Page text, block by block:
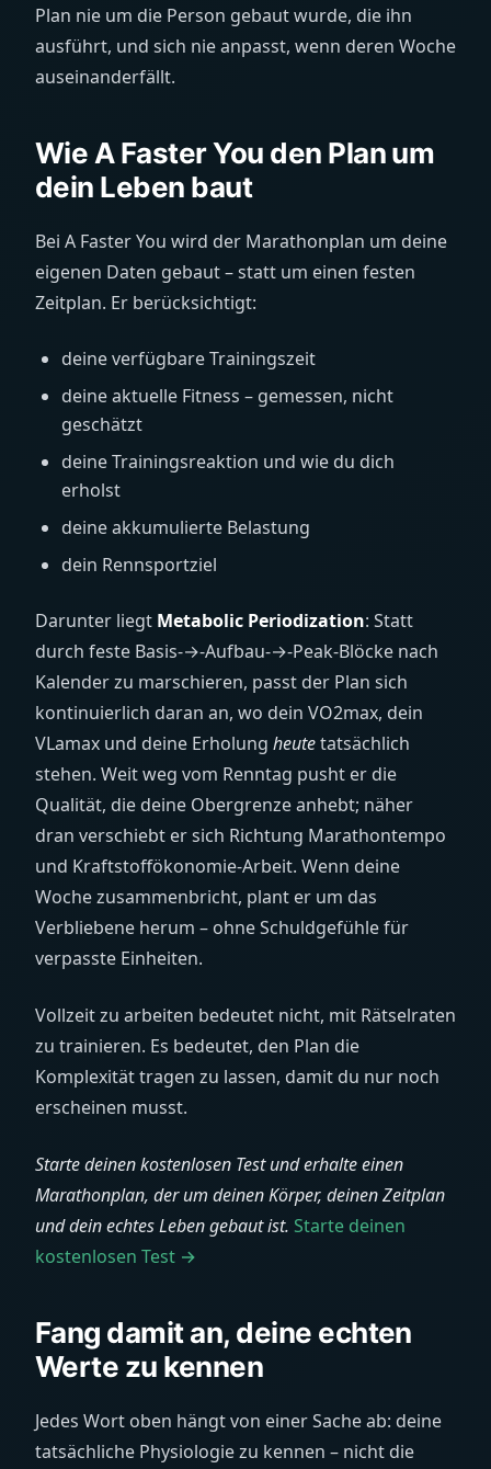
Plan nie um die Person gebaut wurde, die ihn
ausführt, und sich nie anpasst, wenn deren Woche
auseinanderfällt.
Wie A Faster You den Plan um
dein Leben baut
Bei A Faster You wird der Marathonplan um deine
eigenen Daten gebaut – statt um einen festen
Zeitplan. Er berücksichtigt:
deine verfügbare Trainingszeit
deine aktuelle Fitness – gemessen, nicht
geschätzt
deine Trainingsreaktion und wie du dich
erholst
deine akkumulierte Belastung
dein Rennsportziel
Darunter liegt Metabolic Periodization: Statt
durch feste Basis-→-Aufbau-→-Peak-Blöcke nach
Kalender zu marschieren, passt der Plan sich
kontinuierlich daran an, wo dein VO2max, dein
VLamax und deine Erholung heutetatsächlich
stehen. Weit weg vom Renntag pusht er die
Qualität, die deine Obergrenze anhebt; näher
dran verschiebt er sich Richtung Marathontempo
und Kraftstoffökonomie-Arbeit. Wenn deine
Woche zusammenbricht, plant er um das
Verbliebene herum – ohne Schuld­gefühle für
verpasste Einheiten.
Vollzeit zu arbeiten bedeutet nicht, mit Rätselraten
zu trainieren. Es bedeutet, den Plan die
Komplexität tragen zu lassen, damit du nur noch
erscheinen musst.
Starte deinen kostenlosen Test und erhalte einen
Marathonplan, der um deinen Körper, deinen Zeitplan
und dein echtes Leben gebaut ist. Starte deinen
kostenlosen Test →
Fang damit an, deine echten
Werte zu kennen
Jedes Wort oben hängt von einer Sache ab: deine
tatsächliche Physiologie zu kennen – nicht die